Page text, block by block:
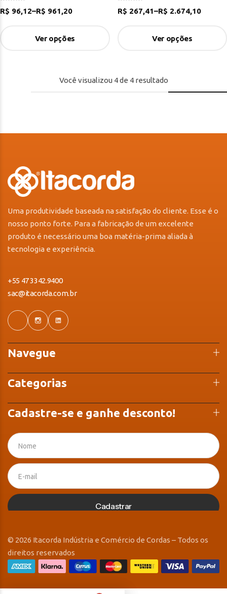
R$ 96,12–R$ 961,20
Ver opções
R$ 267,41–R$ 2.674,10
Ver opções
Você visualizou 4de 4 resultado
Uma produtividade baseada na satisfação do cliente. Esse é o
nosso ponto forte. Para a fabricação de um excelente
produto é necessário uma boa matéria-prima aliada à
tecnologia e experiência.
+55 47 3342.9400
sac@itacorda.com.br
Navegue
Categorias
Cadastre-se e ganhe desconto!
Cadastrar
© 2026 Itacorda Indústria e Comércio de Cordas – Todos os
direitos reservados